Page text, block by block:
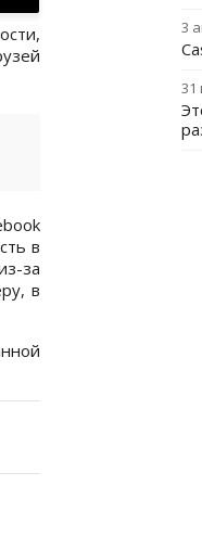
в
за
в
3
31